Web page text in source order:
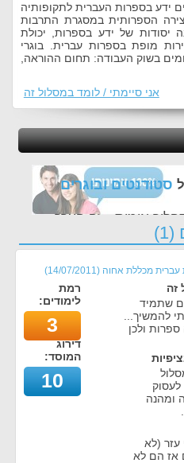
ידע בספרות העברית לתקופותיה
הספרותית במסגרת התרבות
יסודות של ידע בספרות, יכולת
מופת בספרות עברית. בוגרי
בשוק העבודה: תחום ההוראה,
אני סיימתי / לומד במסלול זה
סטודנטים ובוגרים
אימות - זה הערך
עברית מכללת אחוה (
14/07/2011
)
זה
שתמיד
להמשיך...
ולכן
ומהנה
עזר (לא
אז הם לא
רמת
לימודים:
3
דירוג
המוסד:
10